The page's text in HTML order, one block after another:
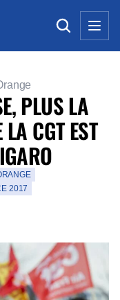
PLUS LA
LA CGT EST
2017
fenêtre)
fenêtre)